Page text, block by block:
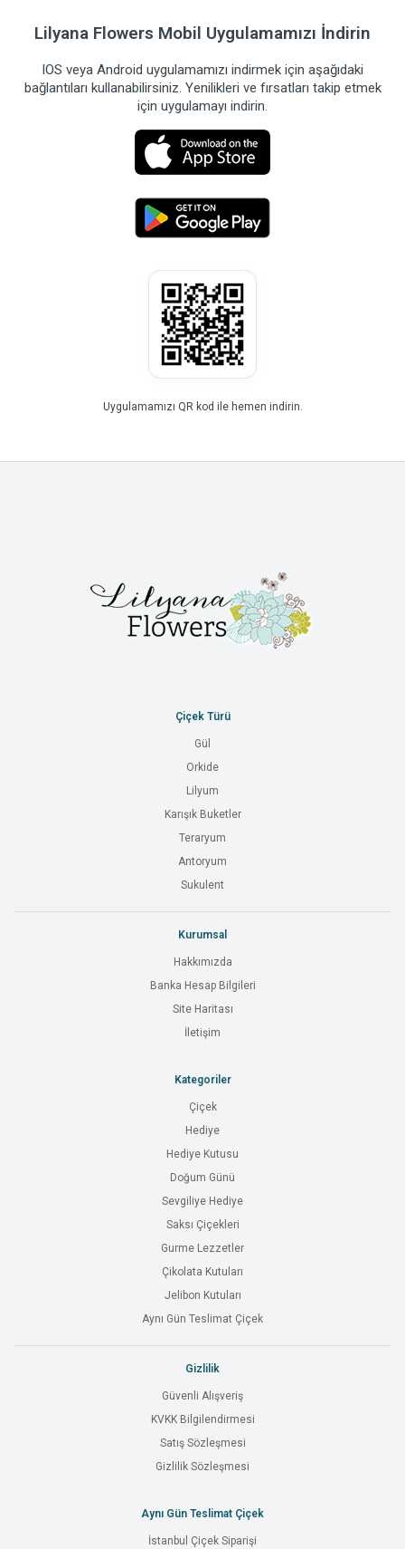
Lilyana Flowers Mobil Uygulamamızı İndirin
IOS veya Android uygulamamızı indirmek için aşağıdaki
bağlantıları kullanabilirsiniz. Yenilikleri ve fırsatları takip etmek
için uygulamayı indirin.
Uygulamamızı QR kod ile hemen indirin.
Çiçek Türü
Gül
Orkide
Lilyum
Karışık Buketler
Teraryum
Antoryum
Sukulent
Kurumsal
Hakkımızda
Banka Hesap Bilgileri
Site Haritası
İletişim
Kategoriler
Çiçek
Hediye
Hediye Kutusu
Doğum Günü
Sevgiliye Hediye
Saksı Çiçekleri
Gurme Lezzetler
Çikolata Kutuları
Jelibon Kutuları
Aynı Gün Teslimat Çiçek
Gizlilik
Güvenli Alışveriş
KVKK Bilgilendirmesi
Satış Sözleşmesi
Gizlilik Sözleşmesi
Aynı Gün Teslimat Çiçek
İstanbul Çiçek Siparişi